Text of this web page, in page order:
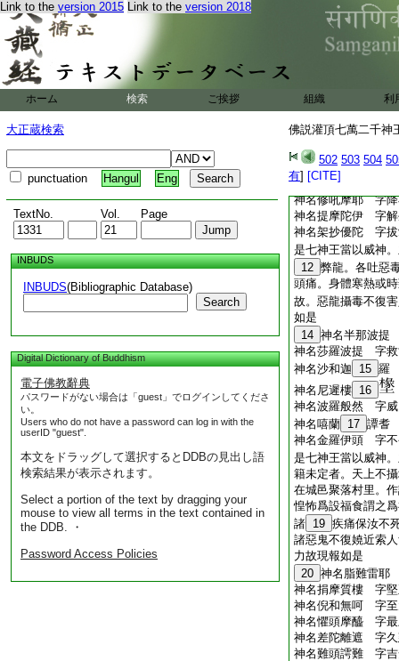
Link to the version 2015 Link to the version 2018
ホーム 検索 ご挨拶 組織 利
大正蔵検索
punctuation Hangul Eng
TextNo. Vol. Page
INBUDS
INBUDS(Bibliographic Database)
Search
Digital Dictionary of Buddhism
電子佛教辭典
パスワードがない場合は「guest」でログインしてくださ
い。
Users who do not have a password can log in with the
userID "guest".
本文をドラッグして選択するとDDBの見出し語
検索結果が表示されます。
Select a portion of the text by dragging your
mouse to view all terms in the text contained in
the DDB. ・
Password Access Policies
佛説灌頂七萬二千神
502 503 504
有] [CITE]
神名阿抄牟羅 字
神名比抄倚耶 字
神名至羅和移 字
之日身體安
寧
8 神名抄摩 9 如
神名首抄和提 字
神名阿抄 10 惒泥
神名脾羅摩尼 字無
神名修吼摩耶 字降
神名提摩陀伊 字解
神名架抄優陀 字拔
是七神王當以威神
12 弊龍。各吐惡
頭痛。身體寒熱或
故。惡龍攝毒不復
如是
14 神名半那波提
神名莎羅波提 字救
神名沙和迦
15 羅
神名尼遲樓 16
神名波羅般然 字威
神名嘻蘭 17 譚耆
神名金羅伊頭 字不
是七神王當以威神
籍未定者。天上不
在城邑聚落村里。
惶怖爲設福食謂之
諸 19 疾痛保汝不
諸惡鬼不復嬈近索
力故現報如是
20 神名脂難雷耶
神名捐摩質樓 字堅
神名倪和無呵 字至
神名懼頭摩醯 字最
神名差陀離遮 字久
神名難頭謣難 字吉